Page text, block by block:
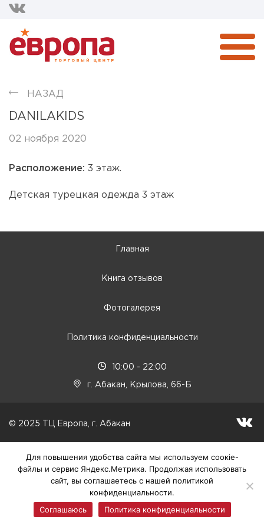
НАЗАД
DANILAKIDS
02 ноября 2020
Расположение: 3 этаж.
Детская турецкая одежда 3 этаж
Главная
Книга отзывов
Фотогалерея
Политика конфиденциальности
10:00 - 22:00
г. Абакан, Крылова, 66-Б
© 2025 ТЦ Европа, г. Абакан
Для повышения удобства сайта мы используем соокіе-
файлы и сервис Яндекс.Метрика. Продолжая использовать
сайт, вы соглашаетесь с нашей политикой
конфиденциальности.
Соглашаюсь
Политика конфиденциальности